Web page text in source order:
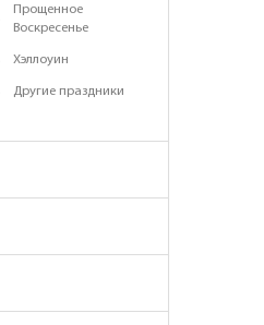
Прощенное
Воскресенье
Хэллоуин
Другие праздники